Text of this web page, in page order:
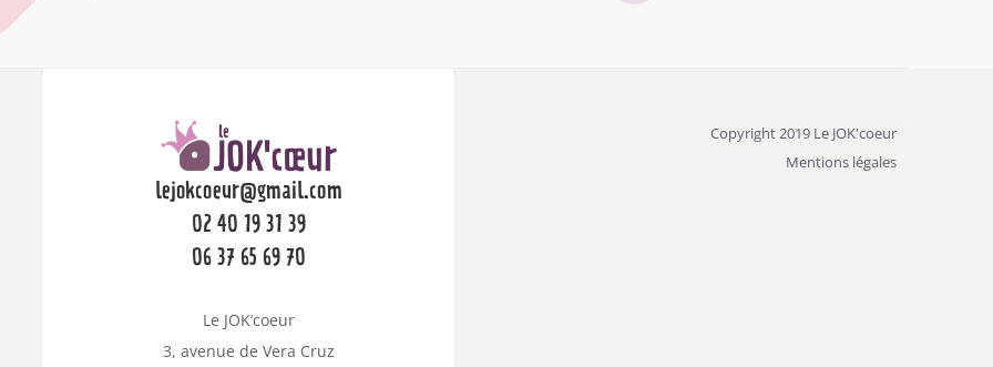
lejokcoeur@gmail.com
02 40 19 31 39
06 37 65 69 70
Le JOK’coeur
3, avenue de Vera Cruz
Copyright 2019 Le JOK'coeur
Mentions légales